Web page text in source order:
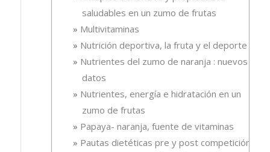
saludables en un zumo de frutas
Multivitaminas
Nutrición deportiva, la fruta y el deporte
Nutrientes del zumo de naranja : nuevos
datos
Nutrientes, energía e hidratación en un
zumo de frutas
Papaya- naranja, fuente de vitaminas
Pautas dietéticas pre y post competición